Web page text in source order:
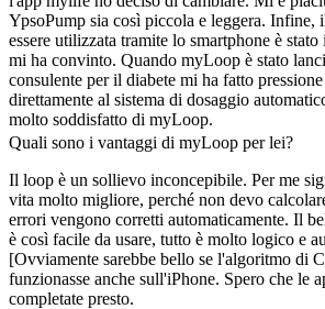
YpsoPump sia così piccola e leggera. Infine,
essere utilizzata tramite lo smartphone è
mi ha convinto. Quando myLoop è stato
consulente per il diabete mi ha fatto
direttamente al sistema di dosaggio
molto soddisfatto di myLoop.
Quali sono i vantaggi di myLoop per lei?
Il loop è un sollievo inconcepibile. Per me
vita molto migliore, perché non devo
errori vengono corretti automaticamente. Il
è così facile da usare, tutto è molto logico e
[Ovviamente sarebbe bello se l'algoritmo di
funzionasse anche sull'iPhone. Spero che le
completate presto.